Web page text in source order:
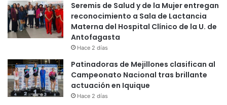
Seremis de Salud y de la Mujer entregan
reconocimiento a Sala de Lactancia
Materna del Hospital Clínico de la U. de
Antofagasta
Hace 2 días
Patinadoras de Mejillones clasifican al
Campeonato Nacional tras brillante
actuación en Iquique
Hace 2 días